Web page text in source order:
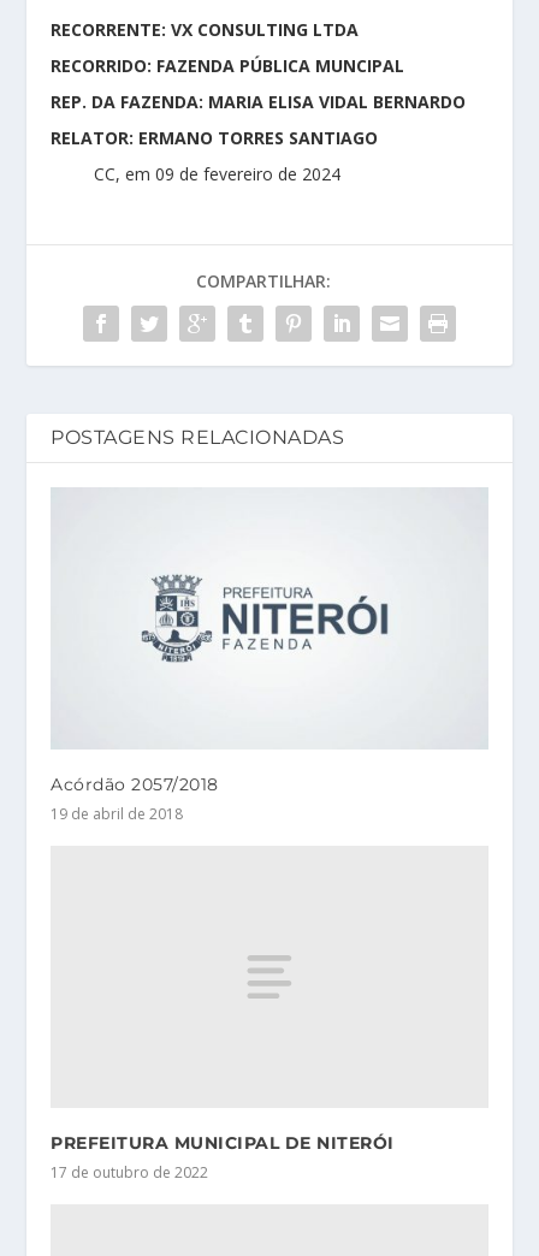
RECORRENTE: VX CONSULTING LTDA
RECORRIDO: FAZENDA PÚBLICA MUNCIPAL
REP. DA FAZENDA: MARIA ELISA VIDAL BERNARDO
RELATOR: ERMANO TORRES SANTIAGO
CC, em 09 de fevereiro de 2024
COMPARTILHAR:
POSTAGENS RELACIONADAS
Acórdão 2057/2018
19 de abril de 2018
PREFEITURA MUNICIPAL DE NITERÓI
17 de outubro de 2022